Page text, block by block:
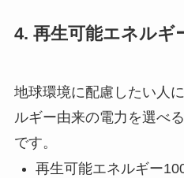
4. 再生可能エネルギ
地球環境に配慮したい人
ルギー由来の電力を選べ
です。
再生可能エネルギー